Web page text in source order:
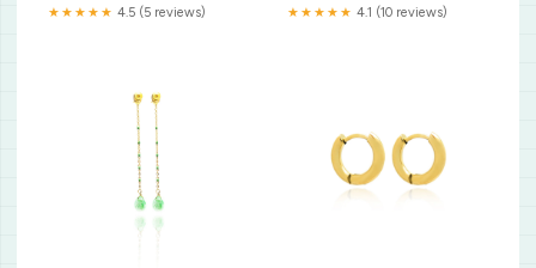
★★★★★ 4.5 (5 reviews) ★★★★★ 4.1 (10 reviews)